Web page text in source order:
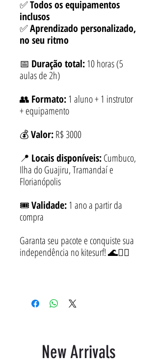
✅Todos os equipamentos
inclusos
✅Aprendizado personalizado,
no seu ritmo
📅 Duração total:10 horas (5
aulas de 2h)
👥 Formato:1 aluno + 1 instrutor
+ equipamento
💰Valor:R$ 3000
📍 Locais disponíveis:Cumbuco,
Ilha do Guajiru, Tramandaí e
Florianópolis
🎟️Validade:1 ano a partir da
compra
Garanta seu pacote e conquiste sua
independência no kitesurf! 🌊🏄‍♂️
New Arrivals